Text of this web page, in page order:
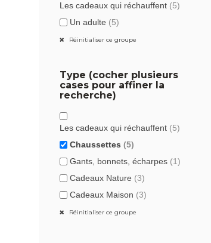
Les cadeaux qui réchauffent (5)
Un adulte (5)
Réinitialiser ce groupe
Type (cocher plusieurs
cases pour affiner la
recherche)
Les cadeaux qui réchauffent (5)
Chaussettes (5)
Gants, bonnets, écharpes (1)
Cadeaux Nature (3)
Cadeaux Maison (3)
Réinitialiser ce groupe